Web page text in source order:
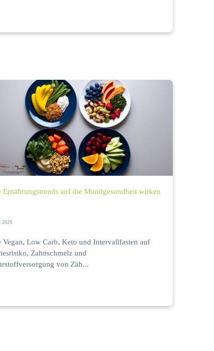
Ernährungstrends auf die Mundgesundheit wirken
Vegan, Low Carb, Keto und Intervallfasten auf
Zahnschmelz und
von Zäh...